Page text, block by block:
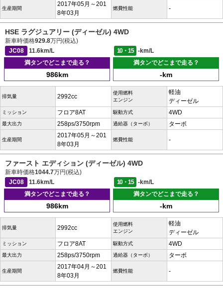
生産期間
2017年05月～201
8年03月
燃費性能 -
HSE ラグジュアリー (ディーゼル) 4WD
新車時価格929.8万円(税込)
JC08
11.6km/L 10・15
-km/L
満タンでどこまで走る？
986km
満タンでどこまで走る？
-km
排気量 2992cc
使用燃料
エンジン
軽油
ディーゼル
ミッション フロア8AT 駆動方式 4WD
最大出力 258ps/3750rpm 過給器（ターボ） ターボ
生産期間
2017年05月～201
8年03月
燃費性能 -
ファースト エディション (ディーゼル) 4WD
新車時価格1044.7万円(税込)
JC08
11.6km/L 10・15
-km/L
満タンでどこまで走る？
986km
満タンでどこまで走る？
-km
排気量 2992cc
使用燃料
エンジン
軽油
ディーゼル
ミッション フロア8AT 駆動方式 4WD
最大出力 258ps/3750rpm 過給器（ターボ） ターボ
生産期間
2017年04月～201
8年03月
燃費性能 -